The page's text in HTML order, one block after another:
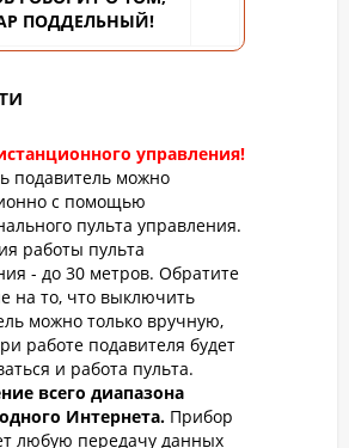
ПОДДЕЛЬНЫЙ!
управления!
подавитель можно
с помощью
пульта управления.
работы пульта
- до 30 метров. Обратите
на то, что выключить
можно только вручную,
работе подавителя будет
и работа пульта.
всего диапазона
Интернета. Прибор
любую передачу данных